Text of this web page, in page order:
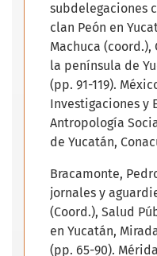
subdelegaciones
clan Peón en
Machuca
la península de
(pp. 91-119).
Investigaciones y
Antropología
de Yucatán,
Bracamonte,
jornales y
(Coord.), Salud
en Yucatán,
(pp. 65-90).